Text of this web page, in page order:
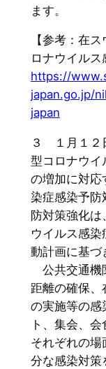
ます。
【参考：在
ロナウイルス
https://
japan.go.jp/
japan
３ １月１２
型コロナウイ
の増加に対応
染症感染予防
防対策強化
ウイルス感
動計画に基づ
公共交通機
距離の確保、
の実施等の感
ト、集会、
それぞれの
分な感染対策